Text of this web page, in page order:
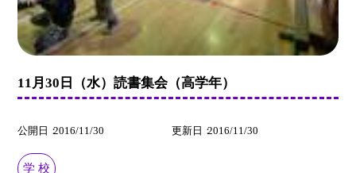
11月30日（水）読書集会（高学年）
公開日 2016/11/30 更新日 2016/11/30
学 校